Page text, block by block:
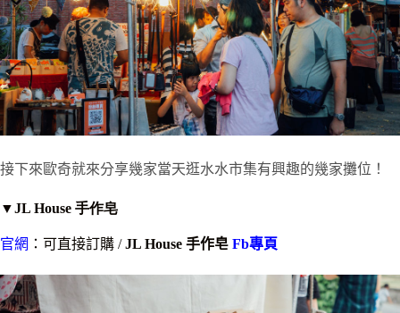
接下來歐奇就來分享幾家當天逛水水市集有興趣的幾家攤位！
▼JL House 手作皂
官網 ：可直接訂購 /JL House 手作皂 Fb專頁